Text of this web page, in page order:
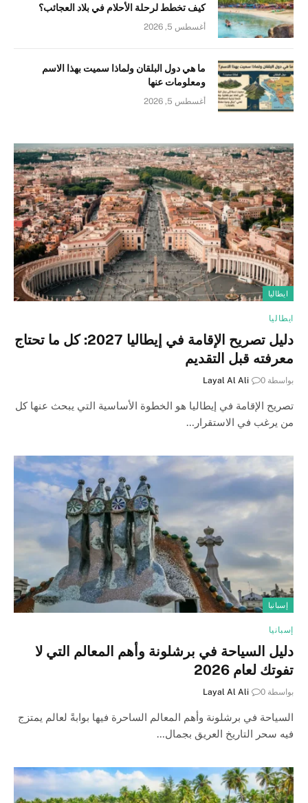
كيف تخطط لرحلة الأحلام في بلاد العجائب؟
أغسطس 5, 2026
ما هي دول البلقان ولماذا سميت بهذا الاسم
ومعلومات عنها
أغسطس 5, 2026
ايطاليا
ايطاليا
دليل تصريح الإقامة في إيطاليا 2027: كل ما تحتاج
معرفته قبل التقديم
بواسطة Layal Al Ali 0
تصريح الإقامة في إيطاليا هو الخطوة الأساسية التي يبحث عنها كل
من يرغب في الاستقرار…
إسبانيا
إسبانيا
دليل السياحة في برشلونة وأهم المعالم التي لا
تفوتك لعام 2026
بواسطة Layal Al Ali 0
السياحة في برشلونة وأهم المعالم الساحرة فيها بوابةً لعالم يمتزج
فيه سحر التاريخ العريق بجمال…